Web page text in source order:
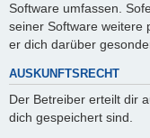
Software umfassen.
seiner Software weitere
er dich darüber
AUSKUNFTSRECHT
Der Betreiber erteilt dir
dich gespeichert sind.